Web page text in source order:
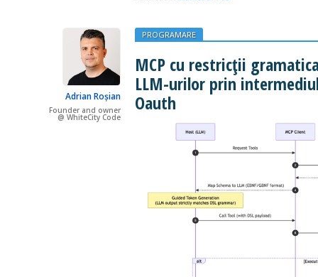
Adrian Roșian
Founder and owner
@ WhiteCity Code
PROGRAMARE
MCP cu restricții
LLM-urilor prin
Oauth